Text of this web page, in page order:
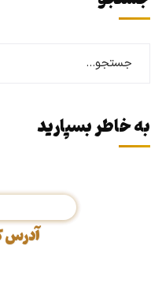
به خاطر بسپارید
آدرس